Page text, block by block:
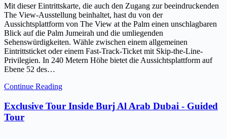
Mit dieser Eintrittskarte, die auch den Zugang zur beeindruckenden
The View-Ausstellung beinhaltet, hast du von der
Aussichtsplattform von The View at the Palm einen unschlagbaren
Blick auf die Palm Jumeirah und die umliegenden
Sehenswürdigkeiten. Wähle zwischen einem allgemeinen
Eintrittsticket oder einem Fast-Track-Ticket mit Skip-the-Line-
Privilegien. In 240 Metern Höhe bietet die Aussichtsplattform auf
Ebene 52 des…
Continue Reading
Exclusive Tour Inside Burj Al Arab Dubai - Guided
Tour